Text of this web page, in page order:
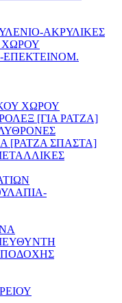
ΑΚΡΥΛΙΚΕΣ
ΧΩΡΟΥ
ΧΩΡΟΥ
[ΓΙΑ ΡΑΤΖΑ]
[ΡΑΤΖΑ ΣΠΑΣΤΑ]